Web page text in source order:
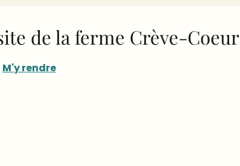
de la ferme Crève-Coeur
M'y rendre